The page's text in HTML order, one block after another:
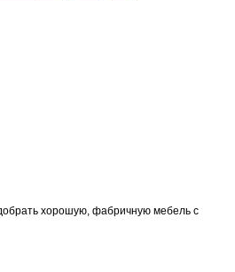
хорошую, фабричную мебель с